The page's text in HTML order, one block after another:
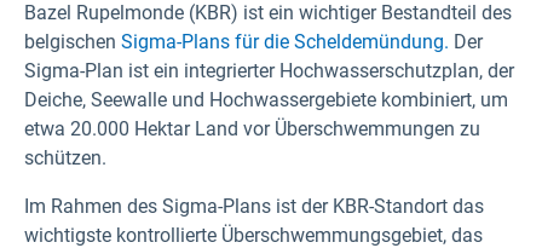
Bazel Rupelmonde (KBR) ist ein wichtiger Bestandteil des
belgischen Sigma-Plans für die Scheldemündung. Der
Sigma-Plan ist ein integrierter Hochwasserschutzplan, der
Deiche, Seewalle und Hochwassergebiete kombiniert, um
etwa 20.000 Hektar Land vor Überschwemmungen zu
schützen.
Im Rahmen des Sigma-Plans ist der KBR-Standort das
wichtigste kontrollierte Überschwemmungsgebiet, das